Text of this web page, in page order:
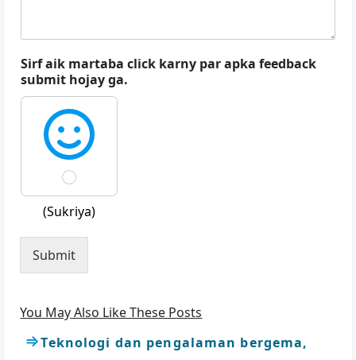
Sirf aik martaba click karny par apka feedback
submit hojay ga.
(Sukriya)
Submit
You May Also Like These Posts
Teknologi dan pengalaman bergema,